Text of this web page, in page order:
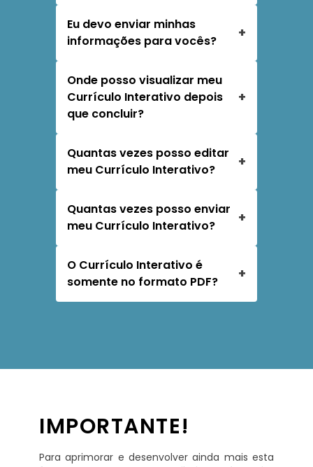
Eu devo enviar minhas
informações para vocês?
+
Onde posso visualizar meu
Currí­culo Interativo depois
que concluir?
+
Quantas vezes posso editar
meu Currículo Interativo?
+
Quantas vezes posso enviar
meu Currículo Interativo?
+
O Currículo Interativo é
somente no formato PDF?
+
IMPORTANTE!
Para aprimorar e desenvolver ainda mais esta